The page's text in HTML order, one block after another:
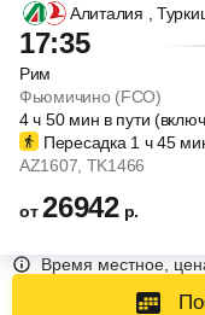
Алиталия ,
17:35
Рим
Фьюмичино (FCO)
4ч 50 мин в пути
Пересадка 1 ч45
AZ1607 , TK1466
от26942 р.
Время местное,